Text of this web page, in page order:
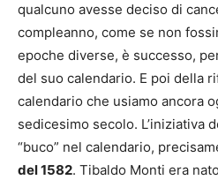
qualcuno avesse deciso di
compleanno, come se non
epoche diverse, è successo,
del suo calendario. E poi della
calendario che usiamo ancora
sedicesimo secolo. L’iniziativa
“buco” nel calendario,
del 1582. Tibaldo Monti era